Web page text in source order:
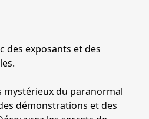
des exposants et des
mystérieux du paranormal
démonstrations et des